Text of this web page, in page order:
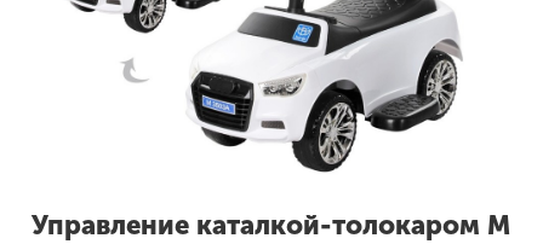
Управление каталкой-толокаром M